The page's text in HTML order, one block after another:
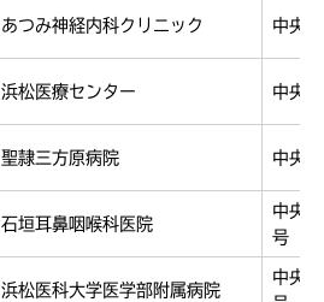
あつみ神経内科クリニック 中央
浜松医療センター 中央
聖隷三方原病院 中央
石垣耳鼻咽喉科医院
中央
号
浜松医科大学医学部附属病院
中央